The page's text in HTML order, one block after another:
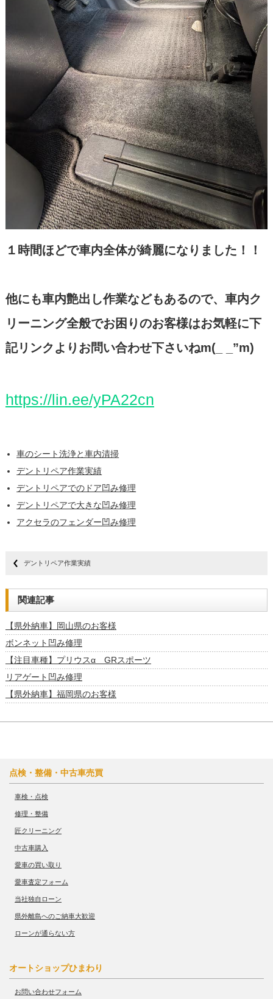
１時間ほどで車内全体が綺麗になりました！！
他にも車内艶出し作業などもあるので、車内ク
リーニング全般でお困りのお客様はお気軽に下
記リンクよりお問い合わせ下さいねm(_ _”m)
https://lin.ee/yPA22cn
車のシート洗浄と車内清掃
デントリペア作業実績
デントリペアでのドア凹み修理
デントリペアで大きな凹み修理
アクセラのフェンダー凹み修理
デントリペア作業実績
関連記事
【県外納車】岡山県のお客様
ボンネット凹み修理
【注目車種】プリウスα GRスポーツ
リアゲート凹み修理
【県外納車】福岡県のお客様
点検・整備・中古車売買
車検・点検
修理・整備
匠クリーニング
中古車購入
愛車の買い取り
愛車査定フォーム
当社独自ローン
県外離島へのご納車大歓迎
ローンが通らない方
オートショップひまわり
お問い合わせフォーム